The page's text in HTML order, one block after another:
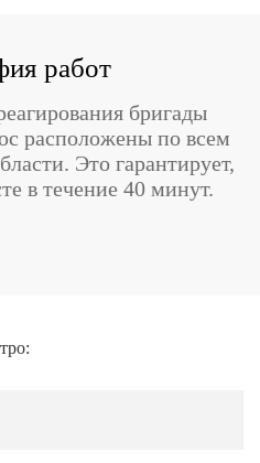
работ
бригады
расположены по всем
Это гарантирует,
в течение 40 минут.